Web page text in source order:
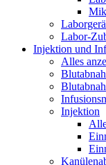
Labor-
Injektion und
Alles
Injektion